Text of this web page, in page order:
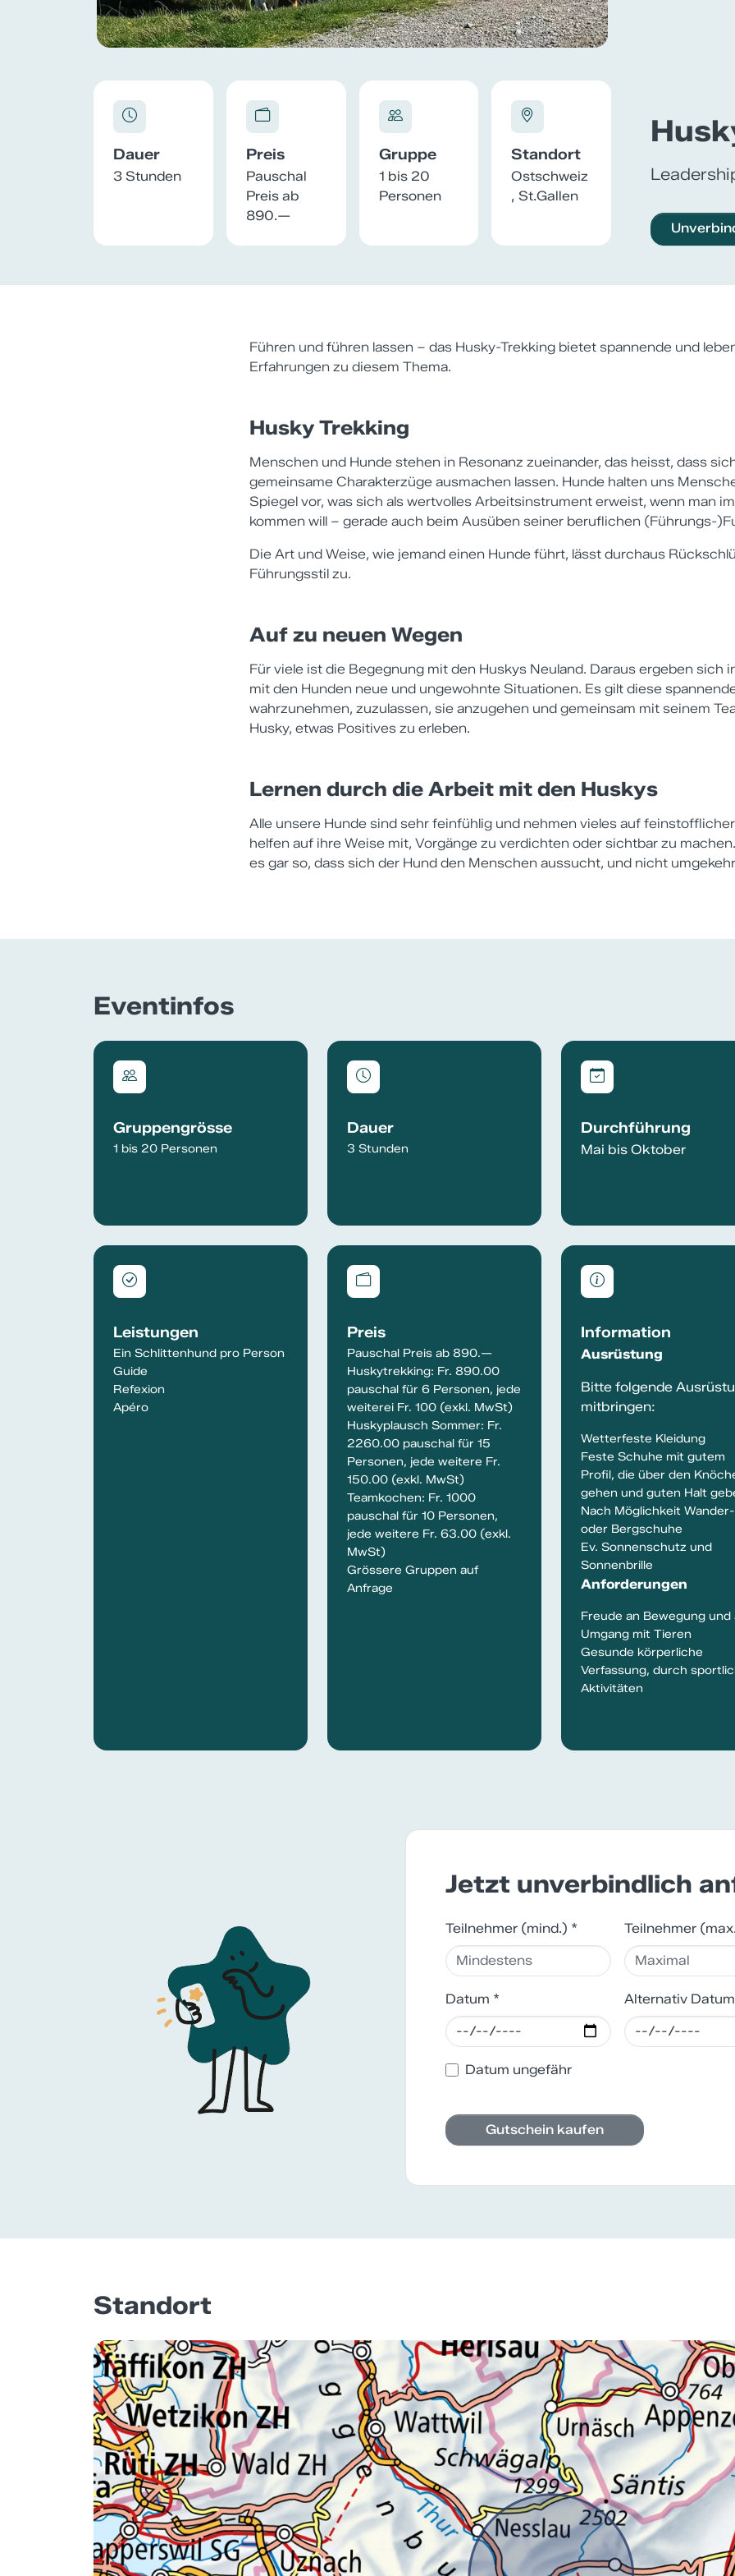
Dauer
3 Stunden
Preis
Pauschal
Preis ab
890.—
Gruppe
1 bis 20
Personen
Standort
Ostschweiz
, St.Gallen
Führen und führen lassen – das Husky-Trekking bietet spannende und
Erfahrungen zu diesem Thema.
Husky Trekking
Menschen und Hunde stehen in Resonanz zueinander, das heisst, dass
gemeinsame Charakterzüge ausmachen lassen. Hunde halten uns
Spiegel vor, was sich als wertvolles Arbeitsinstrument erweist, wenn man
kommen will – gerade auch beim Ausüben seiner beruflichen (Führungs-
Die Art und Weise, wie jemand einen Hunde führt, lässt durchaus
Führungsstil zu.
Auf zu neuen Wegen
Für viele ist die Begegnung mit den Huskys Neuland. Daraus ergeben sich
mit den Hunden neue und ungewohnte Situationen. Es gilt diese
wahrzunehmen, zuzulassen, sie anzugehen und gemeinsam mit seinem
Husky, etwas Positives zu erleben.
Lernen durch die Arbeit mit den Huskys
Alle unsere Hunde sind sehr feinfühlig und nehmen vieles auf
helfen auf ihre Weise mit, Vorgänge zu verdichten oder sichtbar zu
es gar so, dass sich der Hund den Menschen aussucht, und nicht
Eventinfos
Gruppengrösse
1 bis 20 Personen
Dauer
3 Stunden
Durchführung
Mai bis Oktober
Leistungen
Ein Schlittenhund pro Person
Guide
Refexion
Apéro
Preis
Pauschal Preis ab 890.—
Huskytrekking: Fr. 890.00
pauschal für 6 Personen, jede
weiterei Fr. 100 (exkl. MwSt)
Huskyplausch Sommer: Fr.
2260.00 pauschal für 15
Personen, jede weitere Fr.
150.00 (exkl. MwSt)
Teamkochen: Fr. 1000
pauschal für 10 Personen,
jede weitere Fr. 63.00 (exkl.
MwSt)
Grössere Gruppen auf
Anfrage
Information
Ausrüstung
Bitte folgende
mitbringen:
Wetterfeste Kleidung
Feste Schuhe mit gutem
Profil, die über den
gehen und guten Halt
Nach Möglichkeit Wander-
oder Bergschuhe
Ev. Sonnenschutz und
Sonnenbrille
Anforderungen
Freude an Bewegung und
Umgang mit Tieren
Gesunde körperliche
Verfassung, durch
Aktivitäten
Jetzt unverbindlich
Teilnehmer (mind.) * Teilnehmer
Datum * Alternativ Datum
Datum ungefähr
Gutschein kaufen
Standort